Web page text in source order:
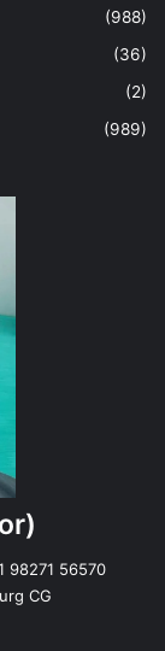
(988)
(36)
(2)
(989)
98271 56570
CG